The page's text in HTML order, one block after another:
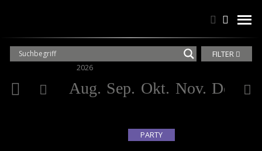
Suchen
Suchen
2026
Aug. Sep. Okt. Nov. Dez.
FILTER
PARTY